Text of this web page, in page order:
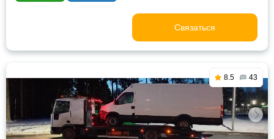
Связаться
8.5 43